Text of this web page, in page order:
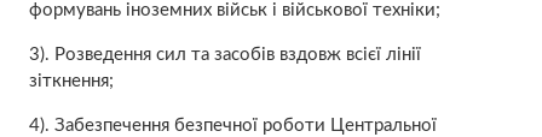
формувань іноземних військ і військової техніки;
3). Розведення сил та засобів вздовж всієї лінії
зіткнення;
4). Забезпечення безпечної роботи Центральної